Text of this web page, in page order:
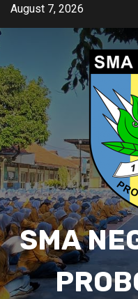
SkipAugust 7, 2026
SMA